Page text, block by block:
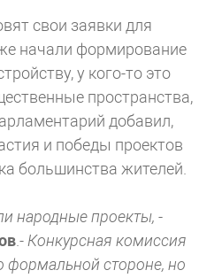
свои заявки для
начали формирование
у кого-то это
пространства,
добавил,
и победы проектов
большинства жителей.
народные проекты, -
- Конкурсная комиссия
формальной стороне, но